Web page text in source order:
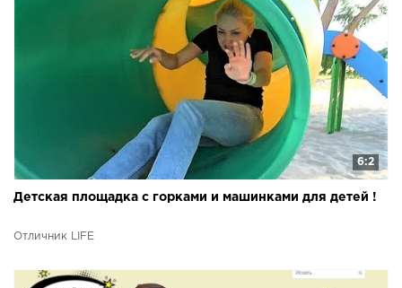
6:2
Детская площадка с горками и машинками для детей !
Отличник LIFE